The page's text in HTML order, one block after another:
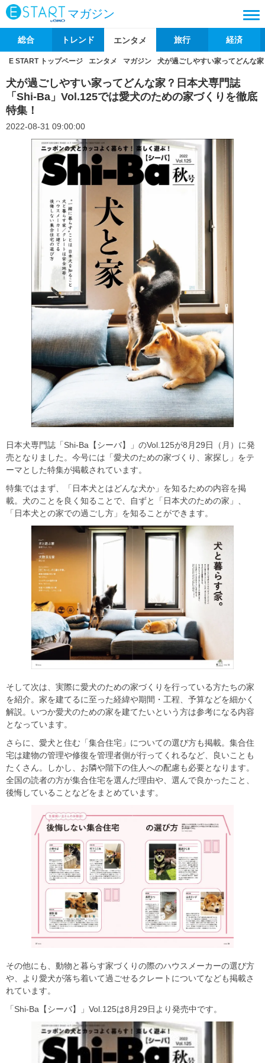
マガジン
総合 トレンド エンタメ 旅行 経済
E START トップページ エンタメ マガジン 犬が過ごしやすい家ってどんな
犬が過ごしやすい家ってどんな家？日本犬専門誌
「Shi-Ba」Vol.125では愛犬のための家づくりを徹底
特集！
2022-08-31 09:00:00
日本犬専門誌「Shi-Ba【シーバ】」のVol.125が8月29日（月）に発
売となりました。今号には「愛犬のための家づくり、家探し」をテ
ーマとした特集が掲載されています。
特集ではまず、「日本犬とはどんな犬か」を知るための内容を掲
載。犬のことを良く知ることで、自ずと「日本犬のための家」、
「日本犬との家での過ごし方」を知ることができます。
そして次は、実際に愛犬のための家づくりを行っている方たちの家
を紹介。家を建てるに至った経緯や期間・工程、予算などを細かく
解説。いつか愛犬のための家を建てたいという方は参考になる内容
となっています。
さらに、愛犬と住む「集合住宅」についての選び方も掲載。集合住
宅は建物の管理や修復を管理者側が行ってくれるなど、良いことも
たくさん。しかし、お隣や階下の住人への配慮も必要となります。
全国の読者の方が集合住宅を選んだ理由や、選んで良かったこと、
後悔していることなどをまとめています。
その他にも、動物と暮らす家づくりの際のハウスメーカーの選び方
や、より愛犬が落ち着いて過ごせるクレートについてなども掲載さ
れています。
「Shi-Ba【シーバ】」Vol.125は8月29日より発売中です。